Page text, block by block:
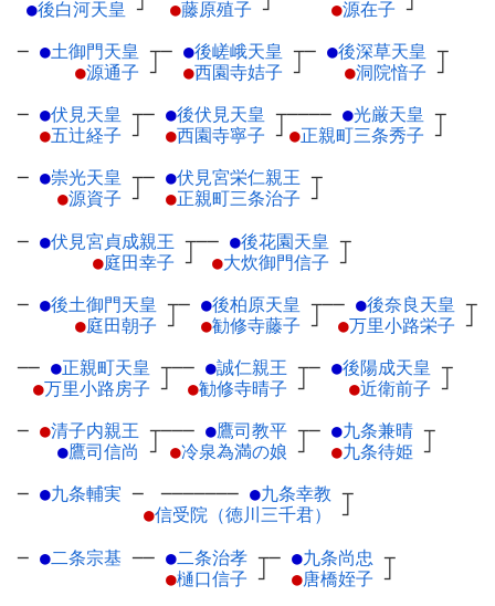
●後白河天皇 ┘
●藤原殖子 ┘
●源在子 ┘
─ ●土御門天皇 ┬
●源通子 ┘
─ ●後嵯峨天皇 ┬
●西園寺姞子 ┘
─ ●後深草天皇 ┬
●洞院愔子 ┘
─ ●伏見天皇 ┬
●五辻経子 ┘
─ ●後伏見天皇 ┬
●西園寺寧子 ┘
──── ●光厳天皇 ┬
●正親町三条秀子 ┘
─ ●崇光天皇 ┬
●源資子 ┘
─ ●伏見宮栄仁親王 ┬
●正親町三条治子 ┘
─ ●伏見宮貞成親王 ┬
●庭田幸子 ┘
── ●後花園天皇 ┬
●大炊御門信子 ┘
─ ●後土御門天皇 ┬
●庭田朝子 ┘
─ ●後柏原天皇 ┬
●勧修寺藤子 ┘
── ●後奈良天皇 ┬
●万里小路栄子 ┘
── ●正親町天皇 ┬
●万里小路房子 ┘
── ●誠仁親王 ┬
●勧修寺晴子 ┘
─ ●後陽成天皇 ┬
●近衛前子 ┘
─ ●清子内親王 ┬
●鷹司信尚 ┘
─── ●鷹司教平 ┬
●冷泉為満の娘 ┘
─ ●九条兼晴 ┬
●九条待姫 ┘
─ ●九条輔実 ─ ─────── ●九条幸教 ┬
●信受院（徳川三千君） ┘
─ ●二条宗基 ── ●二条治孝 ┬
●樋口信子 ┘
─ ●九条尚忠 ┬
●唐橋姪子 ┘